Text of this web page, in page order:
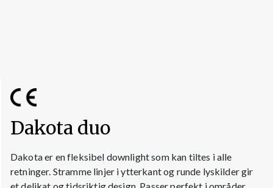
Dakota duo
Dakota er en fleksibel downlight som kan tiltes i alle
retninger. Stramme linjer i ytterkant og runde lyskilder gir